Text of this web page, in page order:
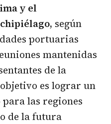
y el
según
portuarias
mantenidas
de la
es lograr un
las regiones
de la futura